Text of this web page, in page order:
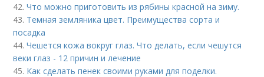
42.Что можно приготовить из рябины красной на зиму.
43. Темная земляника цвет. Преимущества сорта и
посадка
44.Чешется кожа вокруг глаз. Что делать, если чешутся
веки глаз - 12 причин и лечение
45. Как сделать пенек своими руками для поделки.